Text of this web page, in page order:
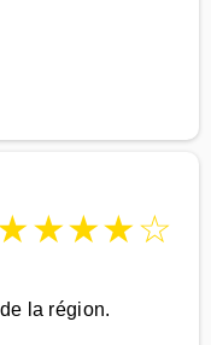
★★★☆
la région.